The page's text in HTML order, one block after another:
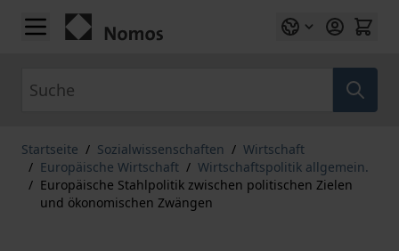
Zum Inhalt springen
Startseite / Sozialwissenschaften / Wirtschaft
/ Europäische Wirtschaft / Wirtschaftspolitik allgemein.
/ Europäische Stahlpolitik zwischen politischen Zielen
und ökonomischen Zwängen